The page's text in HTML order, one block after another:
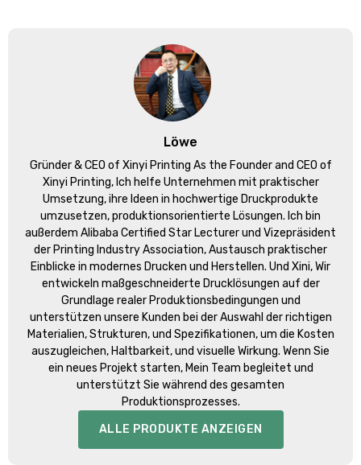
Löwe
Gründer &CEO of Xinyi Printing As the Founder and CEO of
Xinyi Printing, Ich helfe Unternehmen mit praktischer
Umsetzung, ihre Ideen in hochwertige Druckprodukte
umzusetzen, produktionsorientierte Lösungen. Ich bin
außerdem Alibaba Certified Star Lecturer und Vizepräsident
der Printing Industry Association, Austausch praktischer
Einblicke in modernes Drucken und Herstellen. Und Xini, Wir
entwickeln maßgeschneiderte Drucklösungen auf der
Grundlage realer Produktionsbedingungen und
unterstützen unsere Kunden bei der Auswahl der richtigen
Materialien, Strukturen, und Spezifikationen, um die Kosten
auszugleichen, Haltbarkeit, und visuelle Wirkung. Wenn Sie
ein neues Projekt starten, Mein Team begleitet und
unterstützt Sie während des gesamten
Produktionsprozesses.
ALLE PRODUKTE ANZEIGEN